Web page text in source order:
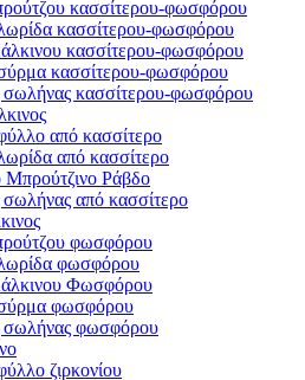
κασσίτερου-φωσφόρου
κασσίτερου-φωσφόρου
κασσίτερου-φωσφόρου
κασσίτερου-φωσφόρου
σωλήνας κασσίτερου-φωσφόρου
από κασσίτερο
από κασσίτερο
Μπρούτζινο Ράβδο
σωλήνας από κασσίτερο
φωσφόρου
φωσφόρου
Φωσφόρου
φωσφόρου
σωλήνας φωσφόρου
ζιρκονίου